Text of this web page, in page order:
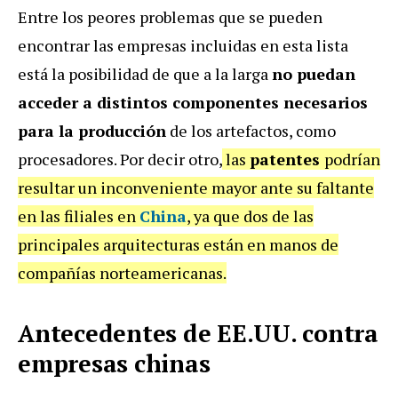
Entre los peores problemas que se pueden
encontrar las empresas incluidas en esta lista
está la posibilidad de que a la largano puedan
acceder a distintos componentes necesarios
para la producción de los artefactos, como
procesadores. Por decir otro,las patentes podrían
resultar un inconveniente mayor ante su faltante
en las filiales en China, ya que dos de las
principales arquitecturas están en manos de
compañías norteamericanas.
Antecedentes de EE.UU. contra
empresas chinas